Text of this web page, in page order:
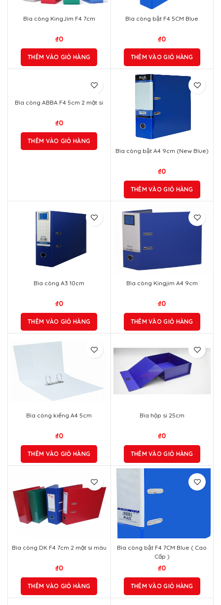
Bìa còng KingJim F4 7cm
₫0
THÊM VÀO GIỎ HÀNG
Bìa còng bật F4 5CM Blue
₫0
THÊM VÀO GIỎ HÀNG
Bìa còng ABBA F4 5cm 2 mặt si
₫0
THÊM VÀO GIỎ HÀNG
Bìa còng bật A4 9cm (New Blue)
₫0
THÊM VÀO GIỎ HÀNG
Bìa còng A3 10cm
₫0
THÊM VÀO GIỎ HÀNG
Bìa còng Kingjim A4 9cm
₫0
THÊM VÀO GIỎ HÀNG
Bìa còng kiếng A4 5cm
₫0
THÊM VÀO GIỎ HÀNG
Bìa hộp si 25cm
₫0
THÊM VÀO GIỎ HÀNG
Bìa còng DK F4 7cm 2 mặt si màu
₫0
THÊM VÀO GIỎ HÀNG
Bìa còng bật F4 7CM Blue ( Cao
Cấp )
₫0
THÊM VÀO GIỎ HÀNG